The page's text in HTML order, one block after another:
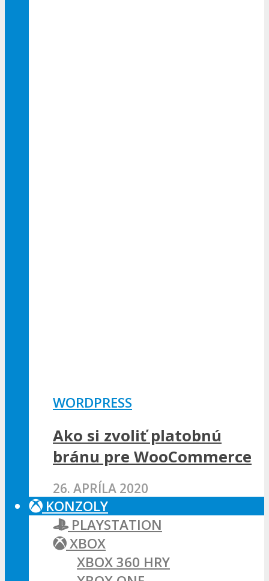
WORDPRESS
Ako si zvoliť platobnú
bránu pre WooCommerce
26. APRÍLA 2020
KONZOLY
PLAYSTATION
XBOX
XBOX 360 HRY